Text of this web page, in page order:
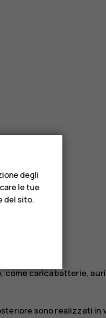
come caricabatterie,
sono realizzati in
degli
le tue
del sito.